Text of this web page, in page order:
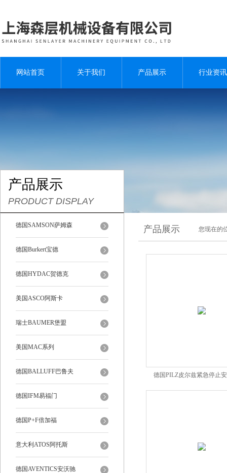
网站首页 关于我们 产品展示 行业资讯
产品展示
PRODUCT DISPLAY
德国SAMSON萨姆森
德国Burkert宝德
德国HYDAC贺德克
美国ASCO阿斯卡
瑞士BAUMER堡盟
美国MAC系列
德国BALLUFF巴鲁夫
德国IFM易福门
德国P+F倍加福
意大利ATOS阿托斯
德国AVENTICS安沃驰
产品展示 您现在的
德国PILZ皮尔兹紧急停止
774500